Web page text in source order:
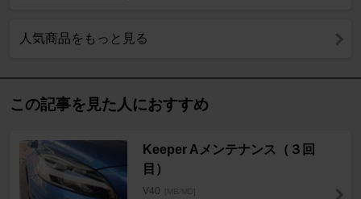
人気商品をもっと見る
この記事を見た人におすすめ
Keeper Aメンテナンス（３回
目）
V40 [MB/MD]